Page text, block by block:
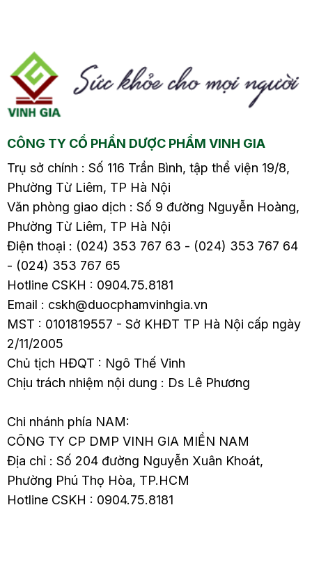
mang lại hiệu quả cao
trong việc giảm chóng
mặt, buồn nôn và cải
thiện sức khỏe. Hãy
cách chữa rối loạn tiền
đình bằng diện chẩn
hưởng. Tìm hiểu
nguyên nhân, biến
chứng và cách điều trị
từ sớm trong bài viết
sau nhé.
CÔNG TY CỔ PHẦN DƯỢC PHẨM VINH GIA
Trụ sở chính : Số 116 Trần Bình, tập thể viện 19/8,
Phường Từ Liêm, TP Hà Nội
Văn phòng giao dịch : Số 9 đường Nguyễn Hoàng,
Phường Từ Liêm, TP Hà Nội
Điện thoại : (024) 353 767 63 - (024) 353 767 64
- (024) 353 767 65
Hotline CSKH : 0904.75.8181
Email : cskh@duocphamvinhgia.vn
MST : 0101819557 - Sở KHĐT TP Hà Nội cấp ngày
2/11/2005
Chủ tịch HĐQT : Ngô Thế Vinh
Chịu trách nhiệm nội dung : Ds Lê Phương
Chi nhánh phía NAM:
CÔNG TY CP DMP VINH GIA MIỀN NAM
Địa chỉ : Số 204 đường Nguyễn Xuân Khoát,
Phường Phú Thọ Hòa, TP.HCM
Hotline CSKH : 0904.75.8181